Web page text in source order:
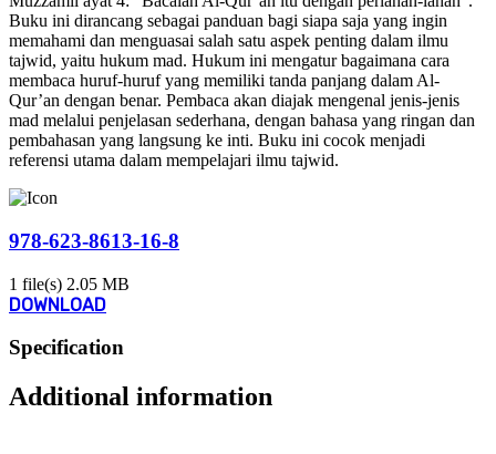
Buku ini dirancang sebagai panduan bagi siapa saja yang ingin
memahami dan menguasai salah satu aspek penting dalam ilmu
tajwid, yaitu hukum mad. Hukum ini mengatur bagaimana cara
membaca huruf-huruf yang memiliki tanda panjang dalam Al-
Qur’an dengan benar. Pembaca akan diajak mengenal jenis-jenis
mad melalui penjelasan sederhana, dengan bahasa yang ringan dan
pembahasan yang langsung ke inti. Buku ini cocok menjadi
referensi utama dalam mempelajari ilmu tajwid.
978-623-8613-16-8
1 file(s) 2.05 MB
DOWNLOAD
Specification
Additional information